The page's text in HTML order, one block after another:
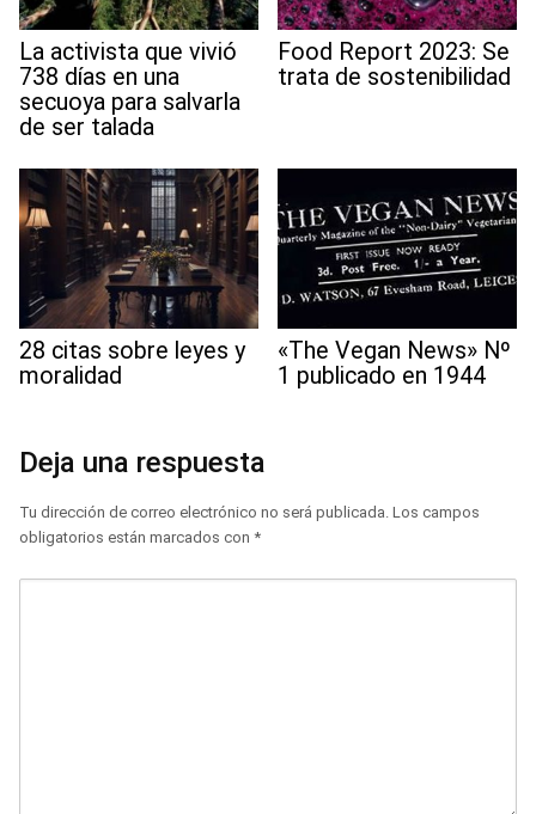
La activista que vivió
738 días en una
secuoya para salvarla
de ser talada
Food Report 2023: Se
trata de sostenibilidad
28 citas sobre leyes y
moralidad
«The Vegan News» Nº
1 publicado en 1944
Deja una respuesta
Tu dirección de correo electrónico no será publicada. Los campos
obligatorios están marcados con *